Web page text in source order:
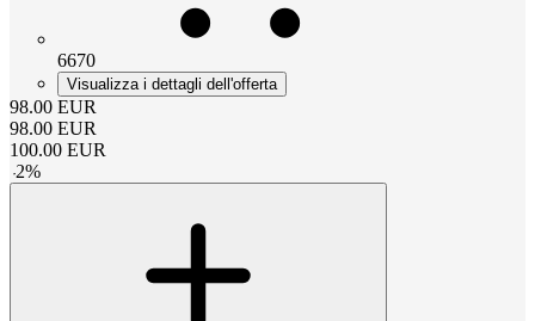
6670
Visualizza i dettagli dell'offerta
98.00 EUR
98.00 EUR
100.00 EUR
-2%